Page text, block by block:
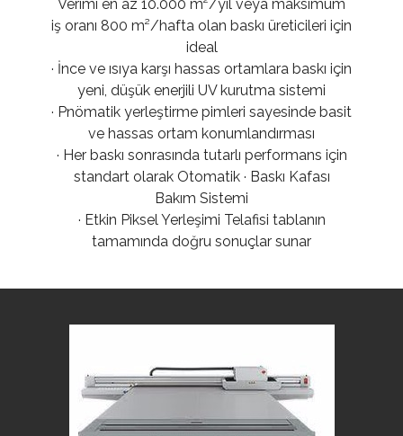
Verimi en az 10.000 m²/yıl veya maksimum
iş oranı 800 m²/hafta olan baskı üreticileri için
ideal
· İnce ve ısıya karşı hassas ortamlara baskı için
yeni, düşük enerjili UV kurutma sistemi
· Pnömatik yerleştirme pimleri sayesinde basit
ve hassas ortam konumlandırması
· Her baskı sonrasında tutarlı performans için
standart olarak Otomatik · Baskı Kafası
Bakım Sistemi
· Etkin Piksel Yerleşimi Telafisi tablanın
tamamında doğru sonuçlar sunar